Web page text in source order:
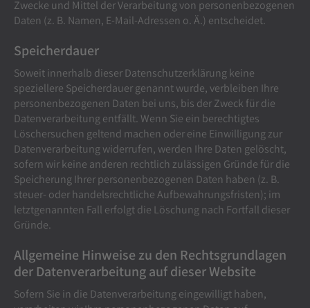
Zwecke und Mittel der Verarbeitung von personenbezogenen
Daten (z. B. Namen, E-Mail-Adressen o. Ä.) entscheidet.
Speicherdauer
Soweit innerhalb dieser Datenschutzerklärung keine
speziellere Speicherdauer genannt wurde, verbleiben Ihre
personenbezogenen Daten bei uns, bis der Zweck für die
Datenverarbeitung entfällt. Wenn Sie ein berechtigtes
Löschersuchen geltend machen oder eine Einwilligung zur
Datenverarbeitung widerrufen, werden Ihre Daten gelöscht,
sofern wir keine anderen rechtlich zulässigen Gründe für die
Speicherung Ihrer personenbezogenen Daten haben (z. B.
steuer- oder handelsrechtliche Aufbewahrungsfristen); im
letztgenannten Fall erfolgt die Löschung nach Fortfall dieser
Gründe.
Allgemeine Hinweise zu den Rechtsgrundlagen
der Datenverarbeitung auf dieser Website
Sofern Sie in die Datenverarbeitung eingewilligt haben,